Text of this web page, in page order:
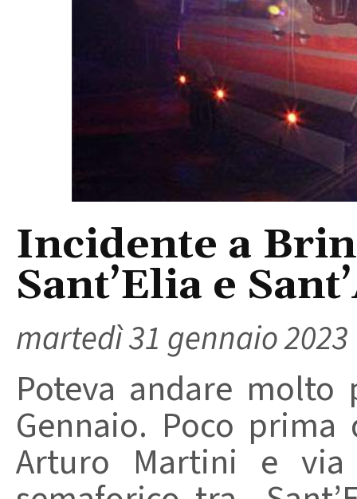
Incidente a
Sant’Elia e
martedì 31 gennaio 2023
Poteva andare molto
Gennaio. Poco
Arturo Martini e via